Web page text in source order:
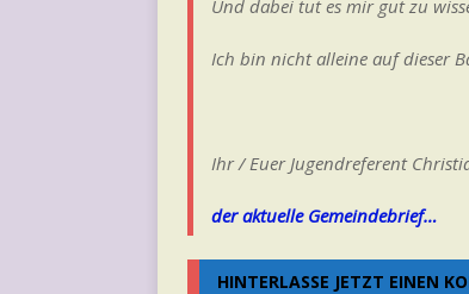
Und dabei tut es mir gut zu
Ich bin nicht alleine auf dieser
Ihr / Euer Jugendreferent
der aktuelle Gemeindebrief…
HINTERLASSE JETZT EINEN